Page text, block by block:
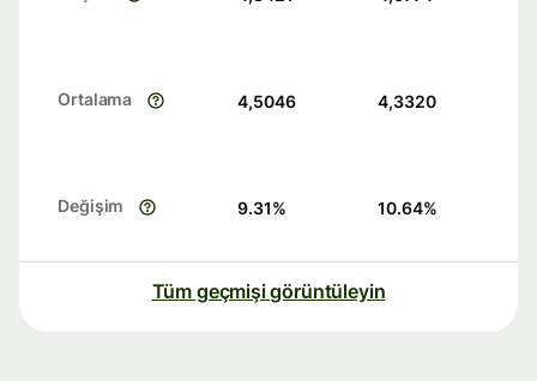
Ortalama 4,5046 4,3320
Değişim 9.31% 10.64%
Tüm geçmişi görüntüleyin